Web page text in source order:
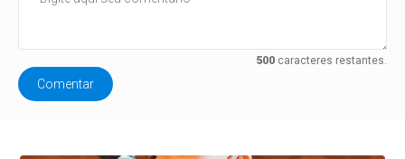
500caracteres restantes.
Comentar